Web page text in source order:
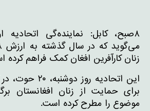
۸صبح، کابل: نماینده‌گی اتحادیه
زنان کارآفرین افغان کمک فراهم کرده
این اتحادیه روز
برای حمایت از زنان افغانستان
موضوع را مطرح کرده است.